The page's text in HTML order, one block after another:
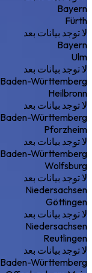
Bayern
Fürth
لا توجد بيانات بعد
Bayern
Ulm
لا توجد بيانات بعد
Baden-Württemberg
Heilbronn
لا توجد بيانات بعد
Baden-Württemberg
Pforzheim
لا توجد بيانات بعد
Baden-Württemberg
Wolfsburg
لا توجد بيانات بعد
Niedersachsen
Göttingen
لا توجد بيانات بعد
Niedersachsen
Reutlingen
لا توجد بيانات بعد
Baden-Württemberg